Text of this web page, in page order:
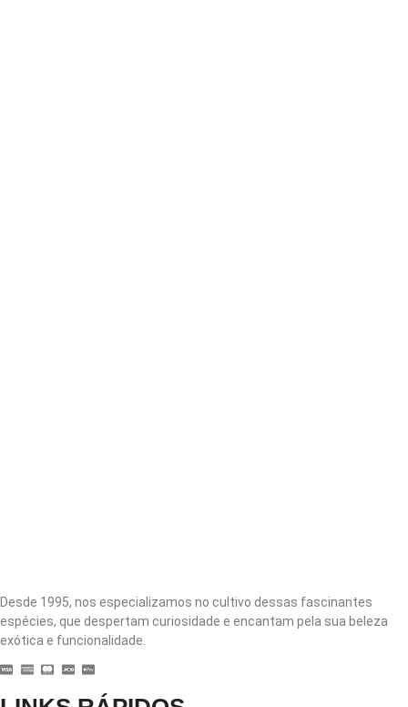
Desde 1995, nos especializamos no cultivo dessas fascinantes
espécies, que despertam curiosidade e encantam pela sua beleza
exótica e funcionalidade.